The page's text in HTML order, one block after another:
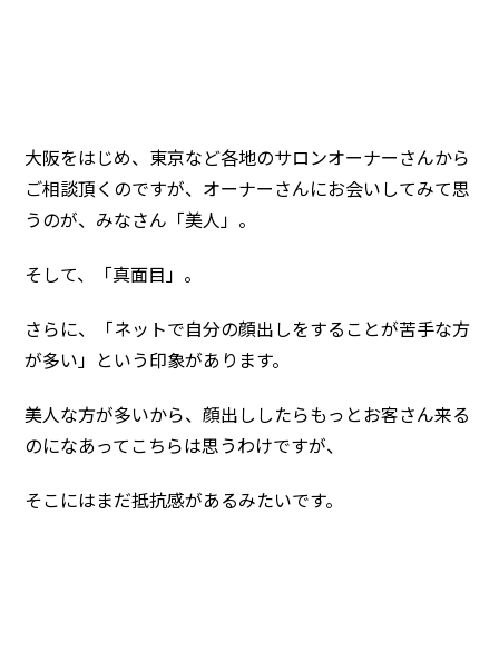
大阪をはじめ、東京など各地のサロンオーナーさんから
ご相談頂くのですが、オーナーさんにお会いしてみて思
うのが、みなさん「美人」。
そして、「真面目」。
さらに、「ネットで自分の顔出しをすることが苦手な方
が多い」という印象があります。
美人な方が多いから、顔出ししたらもっとお客さん来る
のになあってこちらは思うわけですが、
そこにはまだ抵抗感があるみたいです。